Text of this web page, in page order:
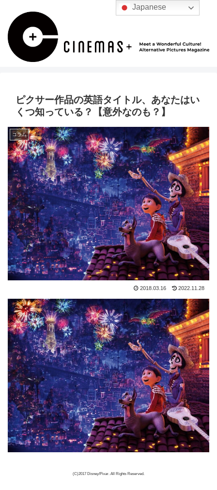
ピクサー作品の英語タイトル、あなたはい
くつ知っている？【意外なのも？】
コラム
2018.03.16 2022.11.28
(C)2017 Disney/Pixar. All Rights Reserved.
Japanese